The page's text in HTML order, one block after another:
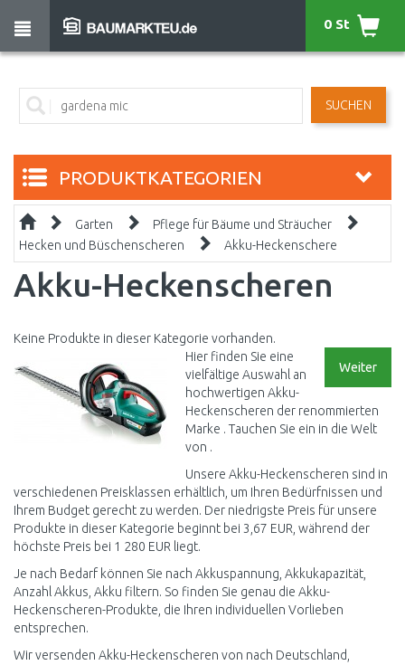
SUCHEN
0 St
PRODUKTKATEGORIEN
Garten
Pflege für Bäume und Sträucher
Hecken und Büschenscheren
Akku-Heckenschere
Akku-Heckenscheren
Keine Produkte in dieser Kategorie vorhanden.
Weiter
Hier finden Sie eine
vielfältige Auswahl an
hochwertigen Akku-
Heckenscheren der renommierten
Marke . Tauchen Sie ein in die Welt
von .
Unsere Akku-Heckenscheren sind in
verschiedenen Preisklassen erhältlich, um Ihren Bedürfnissen und
Ihrem Budget gerecht zu werden. Der niedrigste Preis für unsere
Produkte in dieser Kategorie beginnt bei 3,67 EUR, während der
höchste Preis bei 1 280 EUR liegt.
Je nach Bedarf können Sie nach Akkuspannung, Akkukapazität,
Anzahl Akkus, Akku filtern. So finden Sie genau die Akku-
Heckenscheren-Produkte, die Ihren individuellen Vorlieben
entsprechen.
Wir versenden Akku-Heckenscheren von nach Deutschland,